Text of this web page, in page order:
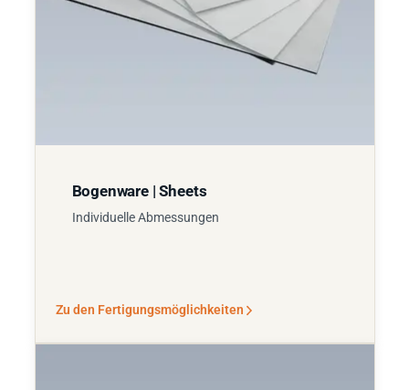
Bogenware | Sheets
Individuelle Abmessungen
Zu den Fertigungsmöglichkeiten